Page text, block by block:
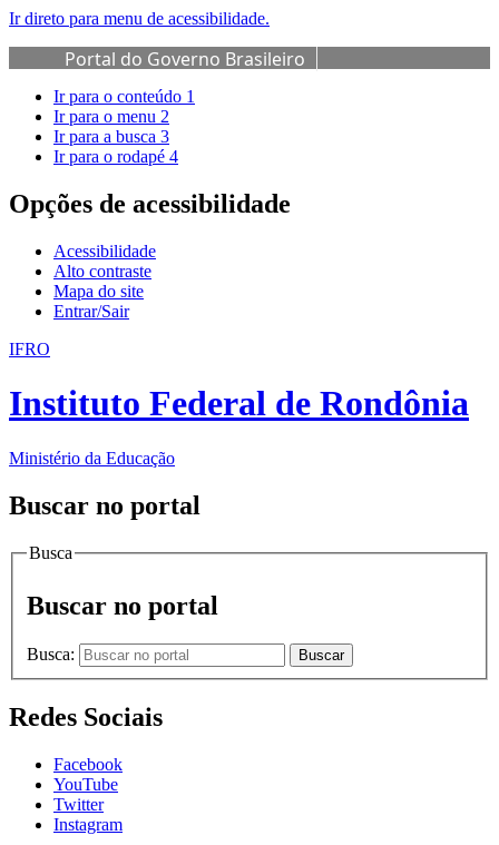
Ir direto para menu de acessibilidade.
Portal do Governo Brasileiro
Ir para o conteúdo 1
Ir para o menu 2
Ir para a busca 3
Ir para o rodapé 4
Opções de acessibilidade
Acessibilidade
Alto contraste
Mapa do site
Entrar/Sair
IFRO
Instituto Federal de Rondônia
Ministério da Educação
Buscar no portal
Busca
Buscar no portal
Busca: Buscar
Redes Sociais
Facebook
YouTube
Twitter
Instagram